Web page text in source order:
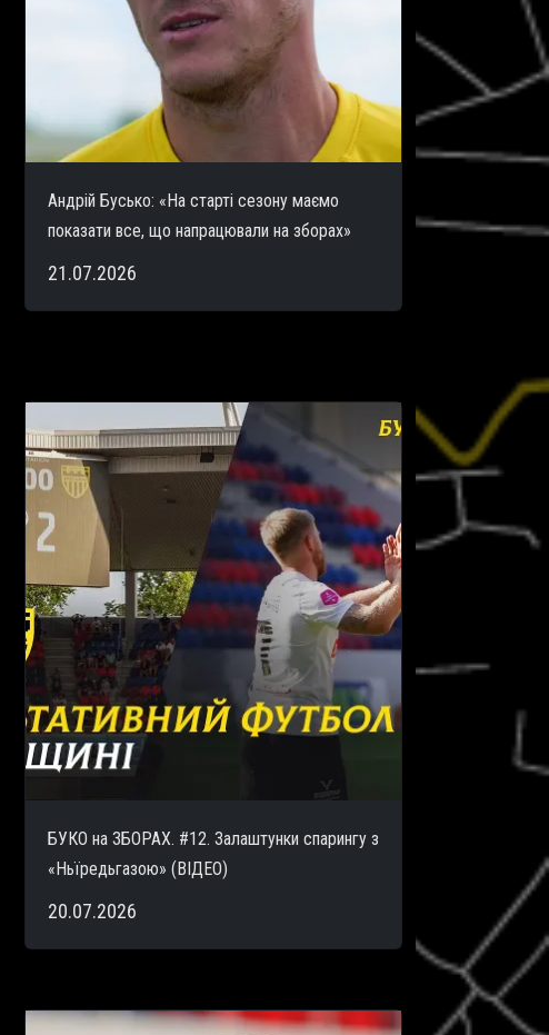
Андрій Бусько: «На старті сезону маємо
показати все, що напрацювали на зборах»
21.07.2026
БУКО на ЗБОРАХ. #12. Залаштунки спарингу з
«Ньїредьгазою» (ВІДЕО)
20.07.2026